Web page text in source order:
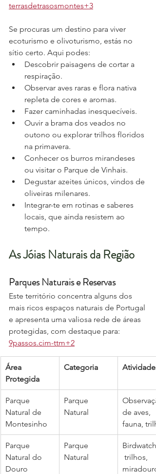
terrasdetrasosmontes+3
Se procuras um destino para viver
ecoturismo e olivoturismo, estás no
sítio certo. Aqui podes:
Descobrir paisagens de cortar a
respiração.
Observar aves raras e flora nativa
repleta de cores e aromas.
Fazer caminhadas inesquecíveis.
Ouvir a brama dos veados no
outono ou explorar trilhos floridos
na primavera.
Conhecer os burros mirandeses
ou visitar o Parque de Vinhais.
Degustar azeites únicos, vindos de
oliveiras milenares.
Integrar-te em rotinas e saberes
locais, que ainda resistem ao
tempo.
As Jóias Naturais da Região
Parques Naturais e Reservas
Este território concentra alguns dos
mais ricos espaços naturais de Portugal
e apresenta uma valiosa rede de áreas
protegidas, com destaque para:
9passos.cim-ttm+2
Área
Protegida
Categoria Atividades
Parque
Natural de
Montesinho
Parque
Natural
de aves,
fauna,
Parque
Natural do
Douro
Parque
Natural
trilhos,